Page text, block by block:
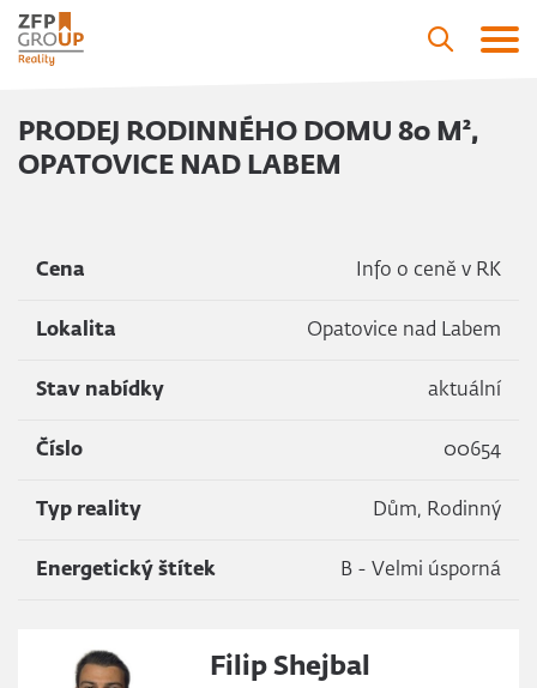
PRODEJ RODINNÉHO DOMU 80 M²,
OPATOVICE NAD LABEM
Cena Info o ceně v RK
Lokalita Opatovice nad Labem
Stav nabídky aktuální
Číslo 00654
Typ reality Dům, Rodinný
Energetický štítek B - Velmi úsporná
Filip Shejbal